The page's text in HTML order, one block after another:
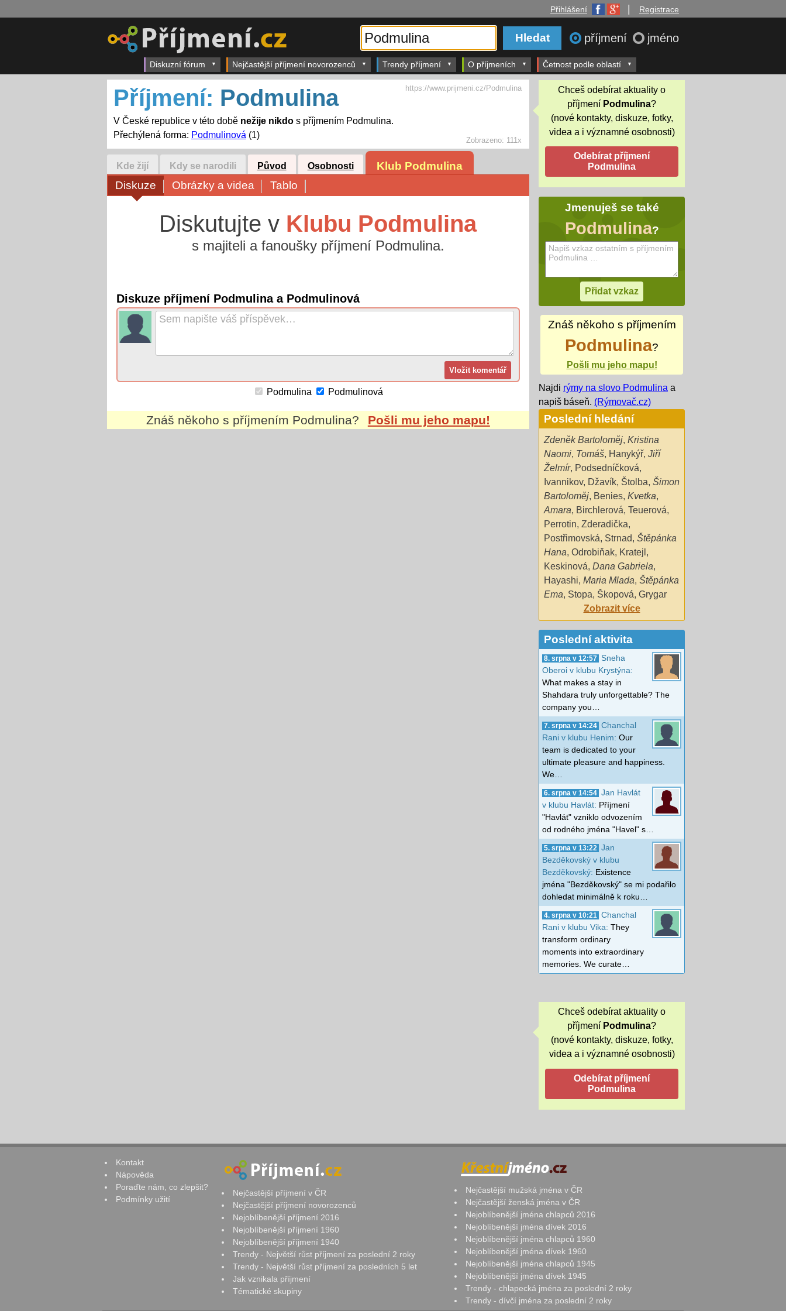
Přihlášení Registrace
příjmení jméno
Diskuzní fórum Nejčastější příjmení novorozenců Trendy příjmení O příjmeních Četnost podle oblastí
Zobrazeno: 111x
Příjmení: Podmulina
V České republice v této době nežije nikdos příjmením Podmulina.
Přechýlená forma: Podmulinová (1)
https://www.prijmeni.cz/Podmulina
Kde žijí Kdy se narodili Původ Osobnosti
Klub Podmulina
Diskuze
Obrázky a videa Tablo
Diskutujte v Klubu Podmulina
s majiteli a fanoušky příjmení Podmulina.
Diskuze příjmení Podmulina a Podmulinová
Podmulina Podmulinová
Znáš někoho s příjmením Podmulina? Pošli mu jeho mapu!
Chceš odebírat aktuality o
příjmení Podmulina?
(nové kontakty, diskuze, fotky,
videa a i významné osobnosti)
Jmenuješ se také
Podmulina?
Znáš někoho s příjmením
Podmulina?
Pošli mu jeho mapu!
Najdi rýmy na slovo Podmulina a
napiš báseň. (Rýmovač.cz)
Poslední hledání
Zdeněk Bartoloměj, Kristina
Naomi, Tomáš, Hanykýř, Jiří
Želmír, Podsedníčková,
Ivannikov, Džavík, Štolba, Šimon
Bartoloměj, Benies, Kvetka,
Amara, Birchlerová, Teuerová,
Perrotin, Zderadička,
Postřimovská, Strnad, Štěpánka
Hana, Odrobiňak, Kratejl ,
Keskinová, Dana Gabriela,
Hayashi, Maria Mlada, Štěpánka
Ema, Stopa, Škopová, Grygar
Zobrazit více
Poslední aktivita
8. srpna v 12:57
Sneha
Oberoi v klubu Krystýna:
What makes a stay in
Shahdara truly unforgettable? The
company you…
7. srpna v 14:24 Chanchal
Rani v klubu Henim: Our
team is dedicated to your
ultimate pleasure and happiness.
We…
6. srpna v 14:54 Jan Havlát
v klubu Havlát: Příjmení
"Havlát" vzniklo odvozením
od rodného jména "Havel" s…
5. srpna v 13:22
Jan
Bezděkovský v klubu
Bezděkovský: Existence
jména "Bezděkovský" se mi podařilo
dohledat minimálně k roku…
4. srpna v 10:21
Chanchal
Rani v klubu Vika: They
transform ordinary
moments into extraordinary
memories. We curate…
Chceš odebírat aktuality o
příjmení Podmulina?
(nové kontakty, diskuze, fotky,
videa a i významné osobnosti)
Kontakt
Nápověda
Poraďte nám, co zlepšit?
Podmínky užití
Nejčastější příjmení v ČR
Nejčastější příjmení novorozenců
Nejoblíbenější příjmení 2016
Nejoblíbenější příjmení 1960
Nejoblíbenější příjmení 1940
Trendy - Největší růst příjmení za poslední 2 roky
Trendy - Největší růst příjmení za posledních 5 let
Jak vznikala příjmení
Tématické skupiny
Nejčastější mužská jména v ČR
Nejčastější ženská jména v ČR
Nejoblíbenější jména chlapců 2016
Nejoblíbenější jména dívek 2016
Nejoblíbenější jména chlapců 1960
Nejoblíbenější jména dívek 1960
Nejoblíbenější jména chlapců 1945
Nejoblíbenější jména dívek 1945
Trendy - chlapecká jména za poslední 2 roky
Trendy - dívčí jména za poslední 2 roky